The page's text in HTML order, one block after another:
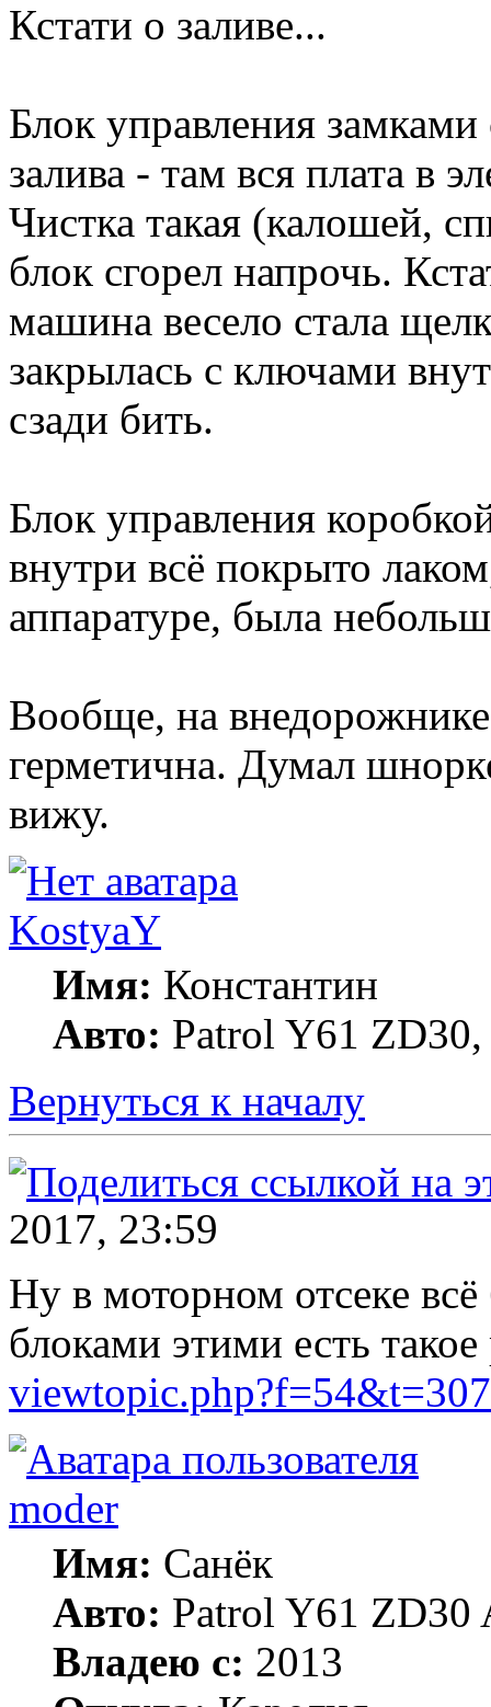
Кстати о заливе...
Блок управления замками
залива - там вся плата в
Чистка такая (калошей,
блок сгорел напрочь.
машина весело стала
закрылась с ключами
сзади бить.
Блок управления
внутри всё покрыто
аппаратуре, была
Вообще, на
герметична. Думал
вижу.
KostyaY
Имя: Константин
Авто: Patrol Y61 ZD30,
Вернуться к началу
2017, 23:59
Ну в моторном отсеке
блоками этими есть
viewtopic.php?f=54&t=307
moder
Имя: Санёк
Авто: Patrol Y61 ZD30
Владею с: 2013